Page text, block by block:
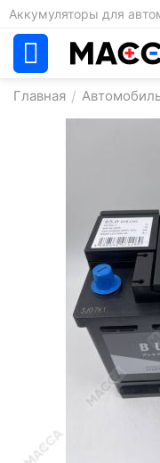
Аккумуляторы для
Главная /